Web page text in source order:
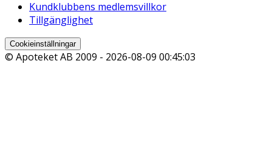
Kundklubbens medlemsvillkor
Tillgänglighet
Cookieinställningar
© Apoteket AB 2009 - 2026-08-09 00:45:03